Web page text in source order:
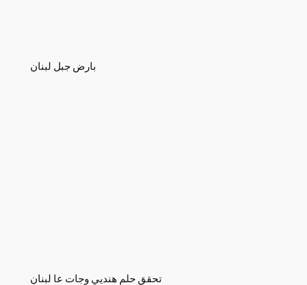
بارض جبل لبنان
تحقق حلم هنديي وجات عا لبنان